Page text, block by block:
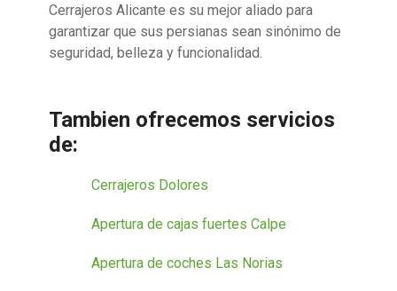
Cerrajeros Alicante es su mejor aliado para
garantizar que sus persianas sean sinónimo de
seguridad, belleza y funcionalidad.
Tambien ofrecemos servicios
de:
Cerrajeros Dolores
Apertura de cajas fuertes Calpe
Apertura de coches Las Norias